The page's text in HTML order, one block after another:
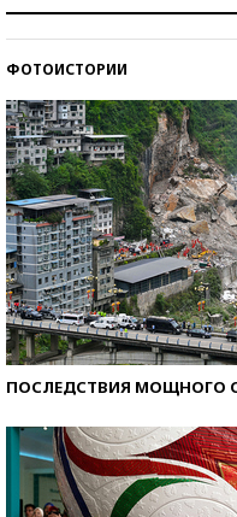
ФОТОИСТОРИИ
ПОСЛЕДСТВИЯ МОЩНОГО